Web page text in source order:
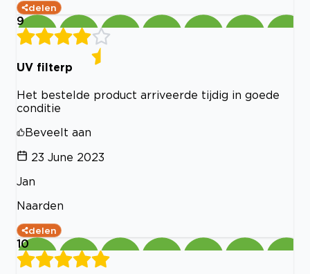
delen
9
UV filterp
Het bestelde product arriveerde tijdig in goede
conditie
Beveelt aan
23 June 2023
Jan
Naarden
delen
10